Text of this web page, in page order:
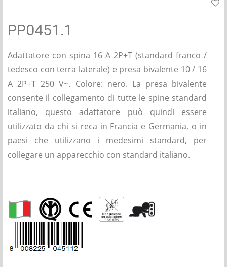
PP0451.1
Adattatore con spina 16 A 2P+T (standard franco /
tedesco con terra laterale) e presa bivalente 10 / 16
A 2P+T 250 V~. Colore: nero. La presa bivalente
consente il collegamento di tutte le spine standard
italiano, questo adattatore può quindi essere
utilizzato da chi si reca in Francia e Germania, o in
paesi che utilizzano i medesimi standard, per
collegare un apparecchio con standard italiano.